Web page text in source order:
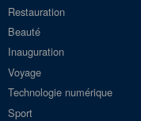
Restauration
Beauté
Inauguration
Voyage
Technologie numérique
Sport